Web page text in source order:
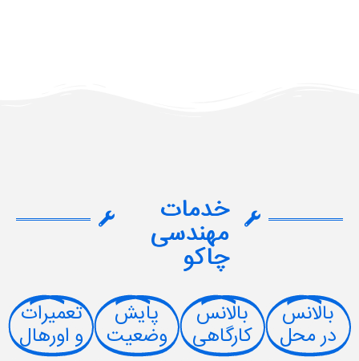
خدمات
مهندسی
چاکو
بالانس
در محل
بالانس
کارگاهی
پایش
وضعیت
تعمیرات
و اورهال